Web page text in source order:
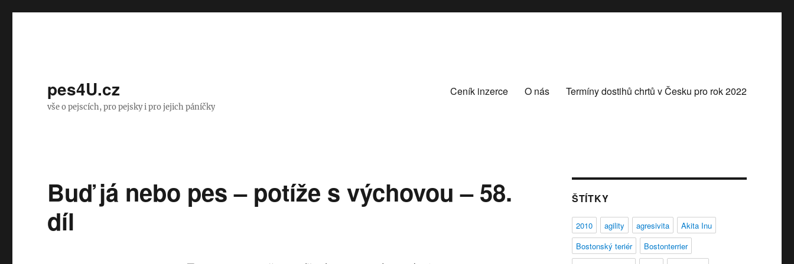
pes4U.cz
vše o pejscích, pro pejsky i pro jejich páníčky
Ceník inzerce O nás Termíny dostihů chrtů v Česku pro rok 2022
Buď já nebo pes – potíže s výchovou – 58.
díl
ŠTÍTKY
2010 agility agresivita
Akita Inu
Bostonský teriér
Bostonterrier